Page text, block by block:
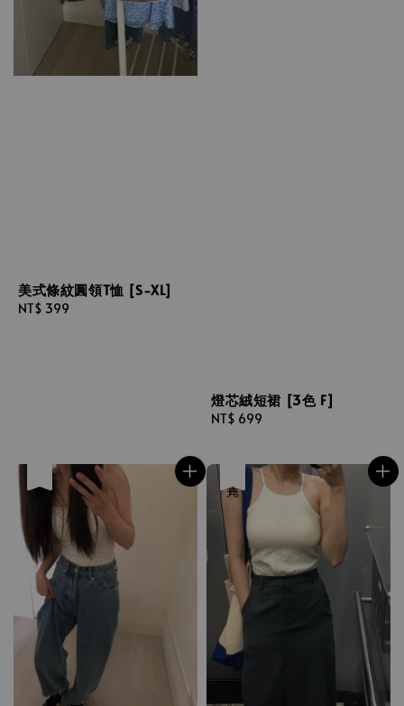
美式條紋圓領T恤 [S-XL]
Regular
NT$ 399
燈芯絨短裙 [3色 F]
Regular
NT$ 699